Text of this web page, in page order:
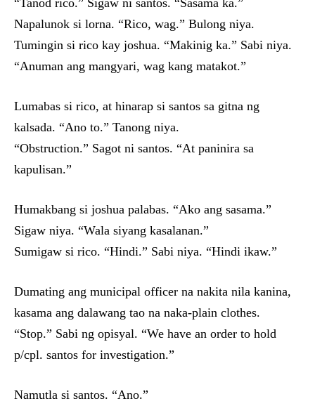
“Tanod rico.” Sigaw ni santos. “Sasama ka.”
Napalunok si lorna. “Rico, wag.” Bulong niya.
Tumingin si rico kay joshua. “Makinig ka.” Sabi niya.
“Anuman ang mangyari, wag kang matakot.”
Lumabas si rico, at hinarap si santos sa gitna ng
kalsada. “Ano to.” Tanong niya.
“Obstruction.” Sagot ni santos. “At paninira sa
kapulisan.”
Humakbang si joshua palabas. “Ako ang sasama.”
Sigaw niya. “Wala siyang kasalanan.”
Sumigaw si rico. “Hindi.” Sabi niya. “Hindi ikaw.”
Dumating ang municipal officer na nakita nila kanina,
kasama ang dalawang tao na naka-plain clothes.
“Stop.” Sabi ng opisyal. “We have an order to hold
p/cpl. santos for investigation.”
Namutla si santos. “Ano.”